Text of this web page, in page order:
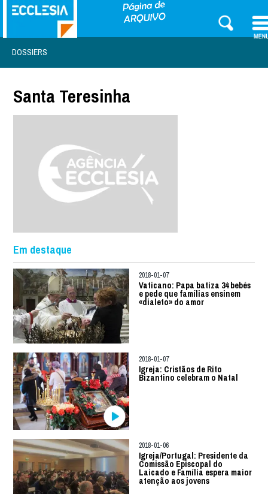
DOSSIERS
Santa Teresinha
Em destaque
2018-01-07
Vaticano: Papa batiza 34 bebés
e pede que famílias ensinem
«dialeto» do amor
2018-01-07
Igreja: Cristãos de Rito
Bizantino celebram o Natal
2018-01-06
Igreja/Portugal: Presidente da
Comissão Episcopal do
Laicado e Família espera maior
atenção aos jovens